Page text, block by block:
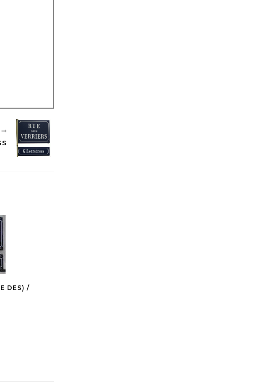
DES) /